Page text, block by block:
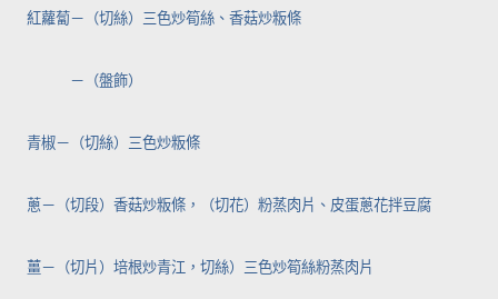
紅蘿蔔－（切絲）三色炒筍絲、香菇炒粄條
－（盤飾）
青椒－（切絲）三色炒粄條
蔥－（切段）香菇炒粄條，（切花）粉蒸肉片、皮蛋蔥花拌豆腐
薑－（切片）培根炒青江，切絲）三色炒筍絲粉蒸肉片